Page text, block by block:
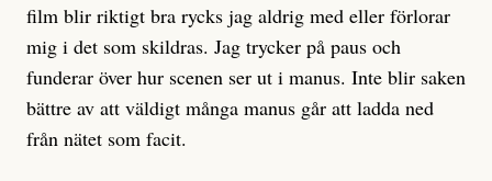
film blir riktigt bra rycks jag aldrig med eller förlorar
mig i det som skildras. Jag trycker på paus och
funderar över hur scenen ser ut i manus. Inte blir saken
bättre av att väldigt många manus går att ladda ned
från nätet som facit.